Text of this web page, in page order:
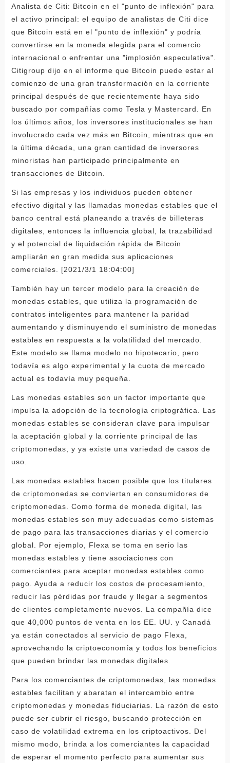
Analista de Citi: Bitcoin en el "punto de inflexión" para
el activo principal: el equipo de analistas de Citi dice
que Bitcoin está en el "punto de inflexión" y podría
convertirse en la moneda elegida para el comercio
internacional o enfrentar una "implosión especulativa".
Citigroup dijo en el informe que Bitcoin puede estar al
comienzo de una gran transformación en la corriente
principal después de que recientemente haya sido
buscado por compañías como Tesla y Mastercard. En
los últimos años, los inversores institucionales se han
involucrado cada vez más en Bitcoin, mientras que en
la última década, una gran cantidad de inversores
minoristas han participado principalmente en
transacciones de Bitcoin.
Si las empresas y los individuos pueden obtener
efectivo digital y las llamadas monedas estables que el
banco central está planeando a través de billeteras
digitales, entonces la influencia global, la trazabilidad
y el potencial de liquidación rápida de Bitcoin
ampliarán en gran medida sus aplicaciones
comerciales. [2021/3/1 18:04:00]
También hay un tercer modelo para la creación de
monedas estables, que utiliza la programación de
contratos inteligentes para mantener la paridad
aumentando y disminuyendo el suministro de monedas
estables en respuesta a la volatilidad del mercado.
Este modelo se llama modelo no hipotecario, pero
todavía es algo experimental y la cuota de mercado
actual es todavía muy pequeña.
Las monedas estables son un factor importante que
impulsa la adopción de la tecnología criptográfica. Las
monedas estables se consideran clave para impulsar
la aceptación global y la corriente principal de las
criptomonedas, y ya existe una variedad de casos de
uso.
Las monedas estables hacen posible que los titulares
de criptomonedas se conviertan en consumidores de
criptomonedas. Como forma de moneda digital, las
monedas estables son muy adecuadas como sistemas
de pago para las transacciones diarias y el comercio
global. Por ejemplo, Flexa se toma en serio las
monedas estables y tiene asociaciones con
comerciantes para aceptar monedas estables como
pago. Ayuda a reducir los costos de procesamiento,
reducir las pérdidas por fraude y llegar a segmentos
de clientes completamente nuevos. La compañía dice
que 40,000 puntos de venta en los EE. UU. y Canadá
ya están conectados al servicio de pago Flexa,
aprovechando la criptoeconomía y todos los beneficios
que pueden brindar las monedas digitales.
Para los comerciantes de criptomonedas, las monedas
estables facilitan y abaratan el intercambio entre
criptomonedas y monedas fiduciarias. La razón de esto
puede ser cubrir el riesgo, buscando protección en
caso de volatilidad extrema en los criptoactivos. Del
mismo modo, brinda a los comerciantes la capacidad
de esperar el momento perfecto para aumentar sus